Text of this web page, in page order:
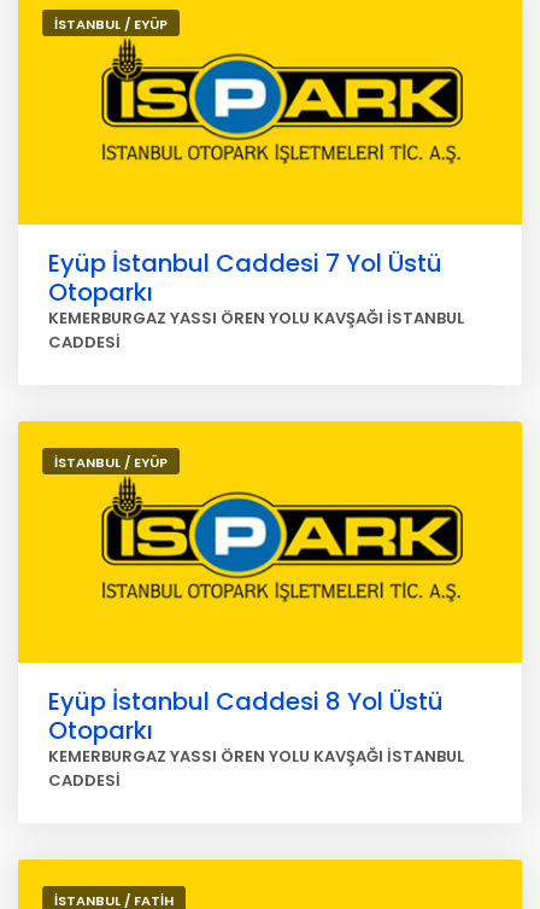
İSTANBUL / EYÜP
Eyüp İstanbul Caddesi 7 Yol Üstü
Otoparkı
KEMERBURGAZ YASSI ÖREN YOLU KAVŞAĞI İSTANBUL
CADDESİ
İSTANBUL / EYÜP
Eyüp İstanbul Caddesi 8 Yol Üstü
Otoparkı
KEMERBURGAZ YASSI ÖREN YOLU KAVŞAĞI İSTANBUL
CADDESİ
İSTANBUL / FATİH